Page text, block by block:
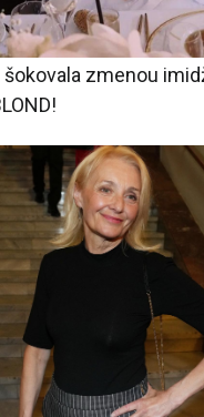
šokovala zmenou